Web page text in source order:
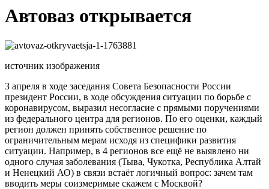
Автоваз открывается
источник изображения
3 апреля в ходе заседания Совета Безопасности России
президент России, в ходе обсуждения ситуации по борьбе с
коронавирусом, выразил несогласие с прямыми поручениями
из федерального центра для регионов. По его оценки, каждый
регион должен принять собственное решение по
ограничительным мерам исходя из специфики развития
ситуации. Например, в 4 регионов все ещё не выявлено ни
одного случая заболевания (Тыва, Чукотка, Республика Алтай
и Ненецкий АО) в связи встаёт логичный вопрос: зачем там
вводить меры соизмеримые скажем с Москвой?